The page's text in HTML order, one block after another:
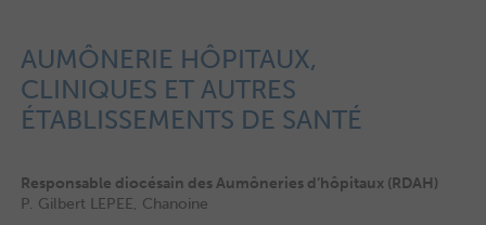
AUMÔNERIE HÔPITAUX,
CLINIQUES ET AUTRES
ÉTABLISSEMENTS DE SANTÉ
Responsable diocésain des Aumôneries d’hôpitaux (RDAH)
P. Gilbert LEPEE, Chanoine